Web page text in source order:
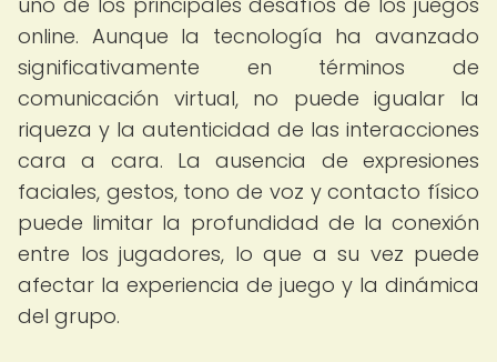
online. Aunque la tecnología ha avanzado
significativamente en términos de
comunicación virtual, no puede igualar la
riqueza y la autenticidad de las interacciones
cara a cara. La ausencia de expresiones
faciales, gestos, tono de voz y contacto físico
puede limitar la profundidad de la conexión
entre los jugadores, lo que a su vez puede
afectar la experiencia de juego y la dinámica
del grupo.